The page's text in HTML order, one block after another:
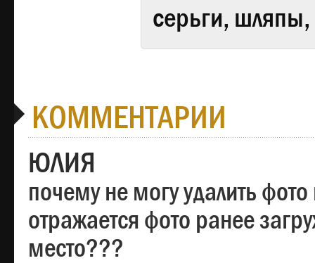
серьги,
КОММЕНТАРИИ
ЮЛИЯ
почему не могу удалить
отражается фото ранее
место???